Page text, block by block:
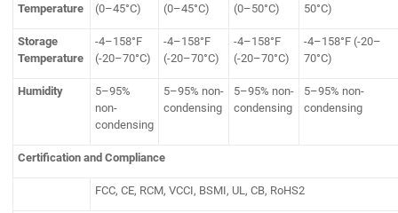
Temperature
(0–45°C)
(0–45°C)
(0–50°C)
50°C)
Storage
Temperature
-4–158°F
(-20–70°C)
-4–158°F
(-20–70°C)
-4–158°F
(-20–70°C)
-4–158°F (-20–
70°C)
Humidity
5–95%
non-
condensing
5–95% non-
condensing
5–95% non-
condensing
5–95% non-
condensing
Certification and Compliance
FCC, CE, RCM, VCCI, BSMI, UL, CB, RoHS2